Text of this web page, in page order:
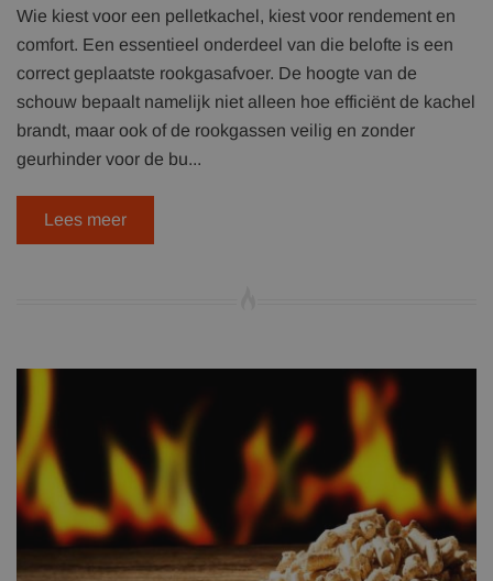
Wie kiest voor een pelletkachel, kiest voor rendement en
comfort. Een essentieel onderdeel van die belofte is een
correct geplaatste rookgasafvoer. De hoogte van de
schouw bepaalt namelijk niet alleen hoe efficiënt de kachel
brandt, maar ook of de rookgassen veilig en zonder
geurhinder voor de bu...
Lees meer